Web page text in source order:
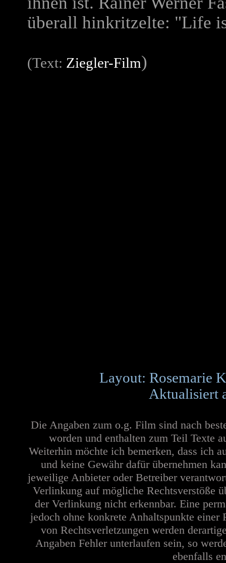
überall hinkritzelte: "Life
(Text: Ziegler-Film)
Layout: Rosemarie
Aktualisiert
Die Angaben zum o.g. Film sind nach
worden und enthalten zum Teil Texte
Weiterhin möchte ich bemerken, dass ich
und keine Gewähr dafür übernehmen
jeweilige Anbieter oder Betreiber
Verlinkung auf mögliche Rechtsverstöße
der Verlinkung nicht erkennbar. Eine
jedoch ohne konkrete Anhaltspunkte
von Rechtsverletzungen werden
Angaben Fehler unterlaufen sein, so
ebenfalls